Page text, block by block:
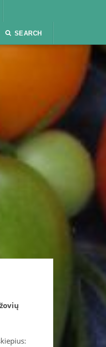
SEARCH